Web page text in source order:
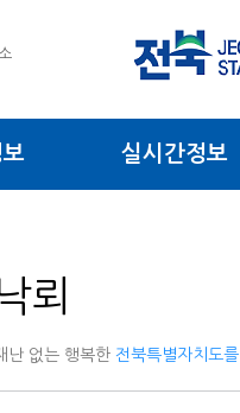
실시간정보
뢰
난 없는 행복한 전북특별자치도